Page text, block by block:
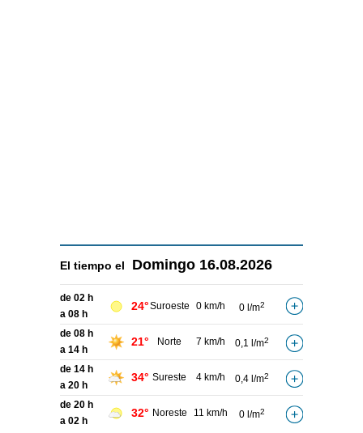
El tiempo el Domingo 16.08.2026
de 02 h
a 08 h
24°Suroeste 0 km/h 0 l/m2
de 08 h
a 14 h
21° Norte 7 km/h 0,1 l/m2
de 14 h
a 20 h
34° Sureste 4 km/h 0,4 l/m2
de 20 h
a 02 h
32° Noreste 11 km/h 0 l/m2